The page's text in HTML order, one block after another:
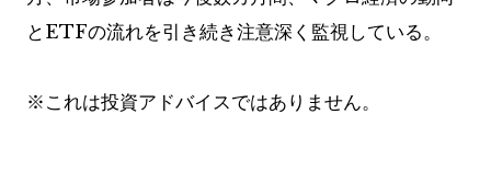
とETFの流れを引き続き注意深く監視している。
※これは投資アドバイスではありません。